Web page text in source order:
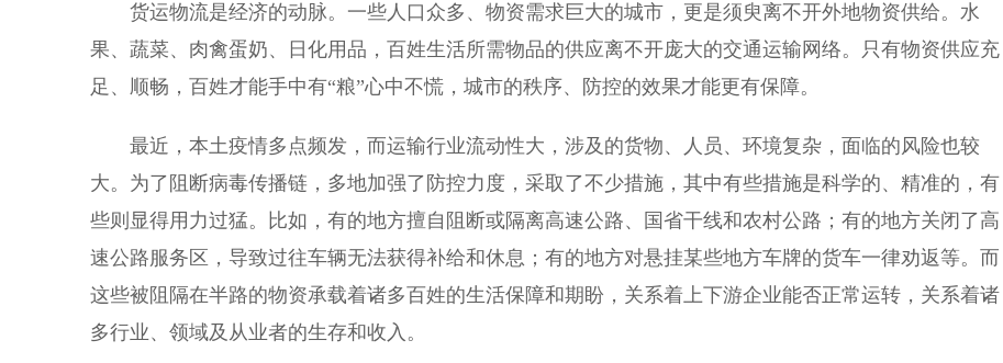
货运物流是经济的动脉。一些人口众多、物资需求巨大的城市，更是须臾离不开外地物资供给。水
果、蔬菜、肉禽蛋奶、日化用品，百姓生活所需物品的供应离不开庞大的交通运输网络。只有物资供应充
足、顺畅，百姓才能手中有“粮”心中不慌，城市的秩序、防控的效果才能更有保障。
最近，本土疫情多点频发，而运输行业流动性大，涉及的货物、人员、环境复杂，面临的风险也较
大。为了阻断病毒传播链，多地加强了防控力度，采取了不少措施，其中有些措施是科学的、精准的，有
些则显得用力过猛。比如，有的地方擅自阻断或隔离高速公路、国省干线和农村公路；有的地方关闭了高
速公路服务区，导致过往车辆无法获得补给和休息；有的地方对悬挂某些地方车牌的货车一律劝返等。而
这些被阻隔在半路的物资承载着诸多百姓的生活保障和期盼，关系着上下游企业能否正常运转，关系着诸
多行业、领域及从业者的生存和收入。